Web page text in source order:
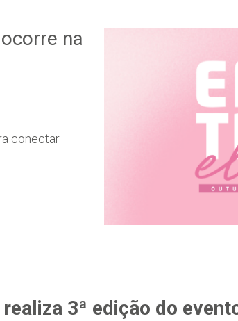
na
conectar
3ª edição do